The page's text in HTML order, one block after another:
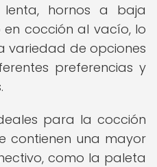
hornos a baja
cocción al vacío, lo
variedad de opciones
preferencias y
para la cocción
contienen una mayor
como la paleta